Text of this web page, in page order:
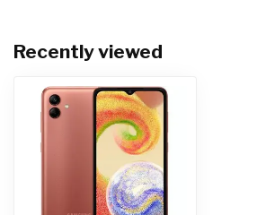
Recently viewed